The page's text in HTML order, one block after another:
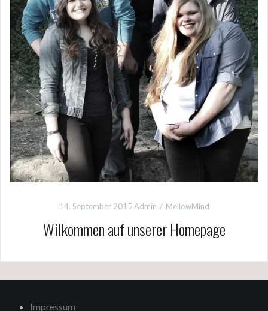
14. September 2015 Admin MellowMind
Wilkommen auf unserer Homepage
Impressum